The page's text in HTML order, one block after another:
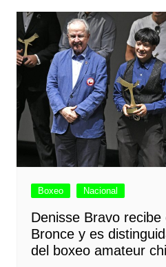
Boxeo Nacional
Denisse Bravo
Bronce y es
del boxeo amateur